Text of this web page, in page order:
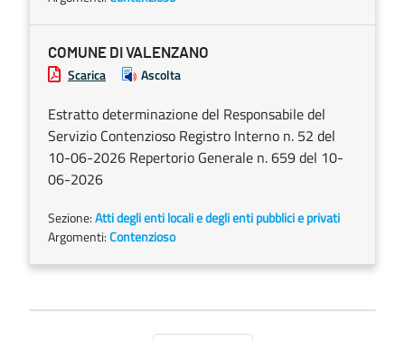
COMUNE DI VALENZANO
Scarica Ascolta
Estratto determinazione del Responsabile del
Servizio Contenzioso Registro Interno n. 52 del
10-06-2026 Repertorio Generale n. 659 del 10-
06-2026
Sezione:Atti degli enti locali e degli enti pubblici e privati
Argomenti:Contenzioso